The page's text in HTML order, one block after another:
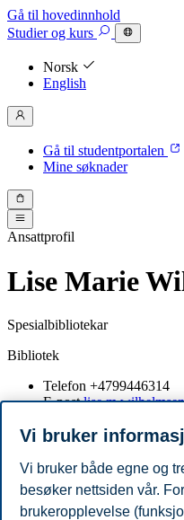
Gå til hovedinnhold
Studierog kurs
Norsk
English
Gå til studentportalen
Mine søknader
Ansattprofil
Lise Marie
Spesialbibliotekar
Bibliotek
Telefon +4799446314
E-post
Personvern Cookies
fraBeredskapKontakt oss
Campus:
Vi bruker
Vi bruker både egne og
besøker nettsiden vår.
brukeropplevelse